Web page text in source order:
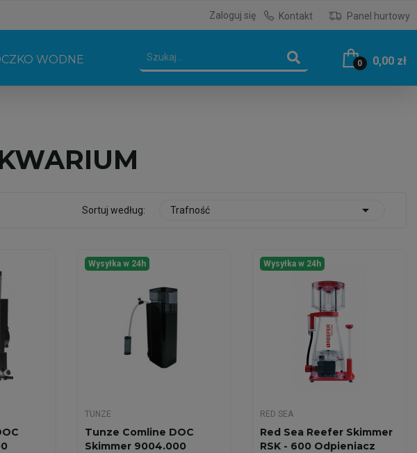
Zaloguj się Kontakt Panel hurtowy
WODNE 0 0,00 zł
Sortuj według: Trafność 
Wysyłka w 24h
TUNZE
Tunze Comline DOC
Skimmer 9004.000
Wysyłka w 24h
RED SEA
Red Sea Reefer Skimmer
RSK - 600 Odpieniacz